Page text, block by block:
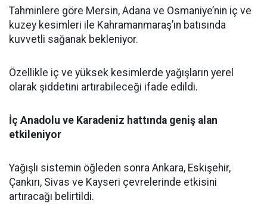
Tahminlere göre Mersin, Adana ve Osmaniye’nin iç ve
kuzey kesimleri ile Kahramanmaraş’ın batısında
kuvvetli sağanak bekleniyor.
Özellikle iç ve yüksek kesimlerde yağışların yerel
olarak şiddetini artırabileceği ifade edildi.
İç Anadolu ve Karadeniz hattında geniş alan
etkileniyor
Yağışlı sistemin öğleden sonra Ankara, Eskişehir,
Çankırı, Sivas ve Kayseri çevrelerinde etkisini
artıracağı belirtildi.